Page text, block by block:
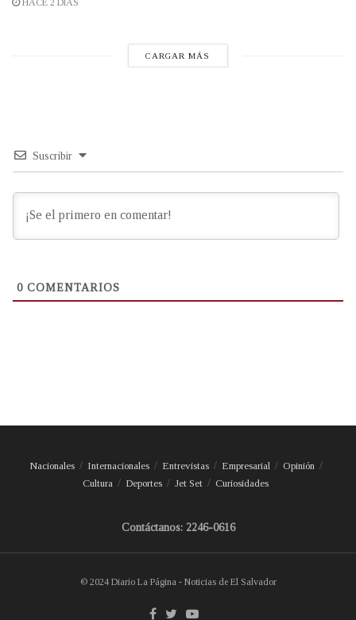
HACE 2 DÍAS
CARGAR MÁS
Suscribir
0 COMENTARIOS
Nacionales Internacionales Entrevistas Empresarial
Opinión
Cultura
Deportes Jet Set Curiosidades
Contáctanos: 2246-0616
© 2024 Diario La Página - Noticias de El Salvador